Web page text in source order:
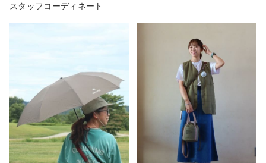
スタッフコーディネート